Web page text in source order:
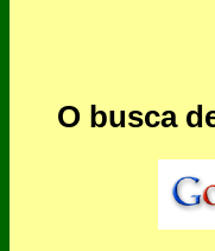
O busca